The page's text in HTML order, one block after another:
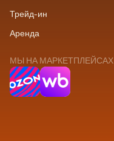
Трейд-ин
Аренда
МЫ НА МАРКЕТПЛЕЙСАХ